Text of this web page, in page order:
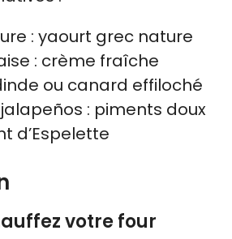
: yaourt grec nature
: crème fraîche
ou canard effiloché
: piments doux
d’Espelette
votre four